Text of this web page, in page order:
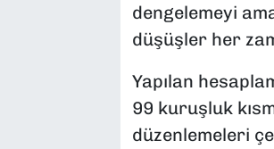
dengelemeyi
düşüşler her
Yapılan
99 kuruşluk
düzenlemeleri